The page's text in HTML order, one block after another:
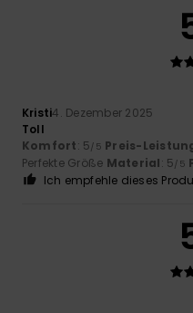
Kristi4. Dezember 2025
Toll
Komfort: 5/5 Preis-
Perfekte Größe Material: 5/5
Ich empfehle dieses